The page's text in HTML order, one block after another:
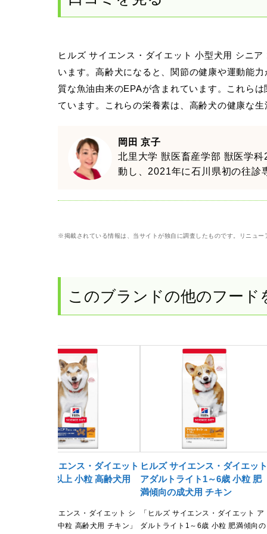
ヒルズ サイエンス・ダイエット 小型犬用 シニ
います。高齢犬になると、関節の健康や運動能
質な魚油由来のEPAが含まれています。これら
ています。これらの栄養素は、高齢犬の健康な
岡田 京子
北里大学 獣医畜産学部 獣医学
動し、2021年に石川県初の往診
※掲載されている情報は、当サイトが独自に調査したものです。リニュ
このブランドの他のフード
ヒルズ サイエンス・ダイエット
シニア 7歳以上 小粒 高齢犬用
「ヒルズ サイエンス・ダイエット シ
ニア 7歳以上 中粒 高齢犬用 チキン」
ヒルズ サイエンス・ダイエット
アダルトライト1～6歳 小粒 肥
満傾向の成犬用 チキン
「ヒルズ サイエンス・ダイエット ア
ダルトライト1～6歳 小粒 肥満傾向の